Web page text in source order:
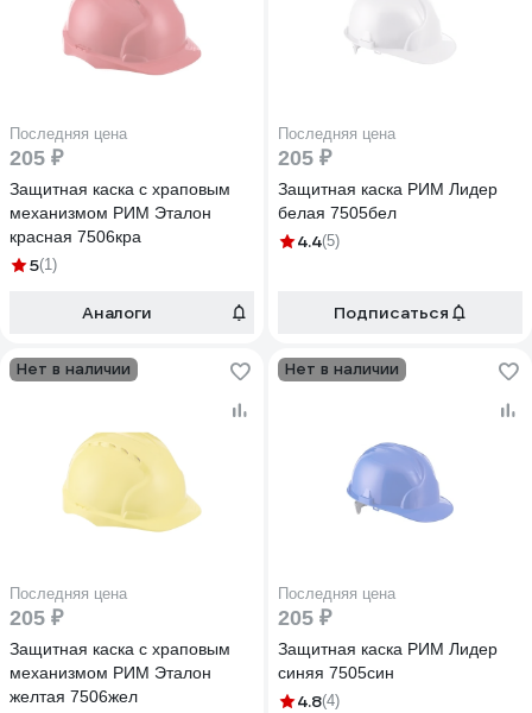
Последняя цена
205 ₽
Защитная каска с храповым
механизмом РИМ Эталон
красная 7506кра
5(1)
Аналоги
Последняя цена
205 ₽
Защитная каска РИМ Лидер
белая 7505бел
4.4(5)
Подписаться
Нет в наличии
Последняя цена
205 ₽
Защитная каска с храповым
механизмом РИМ Эталон
желтая 7506жел
Нет в наличии
Последняя цена
205 ₽
Защитная каска РИМ Лидер
синяя 7505син
4.8(4)